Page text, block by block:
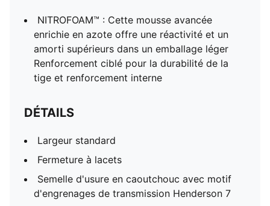
NITROFOAM™ : Cette mousse avancée
enrichie en azote offre une réactivité et un
amorti supérieurs dans un emballage léger
Renforcement ciblé pour la durabilité de la
tige et renforcement interne
DÉTAILS
Largeur standard
Fermeture à lacets
Semelle d'usure en caoutchouc avec motif
d'engrenages de transmission Henderson 7